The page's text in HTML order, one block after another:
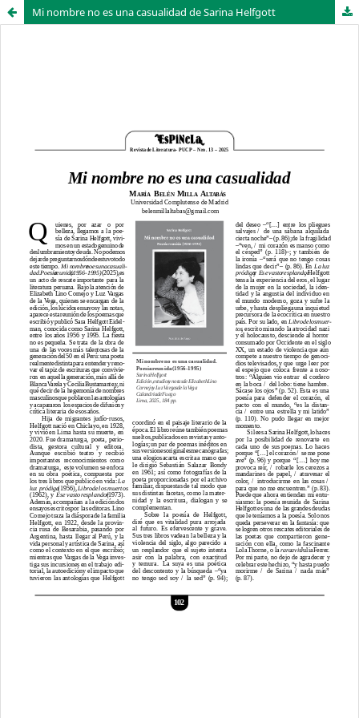
Mi nombre no es una casualidad de Sarina Helfgott